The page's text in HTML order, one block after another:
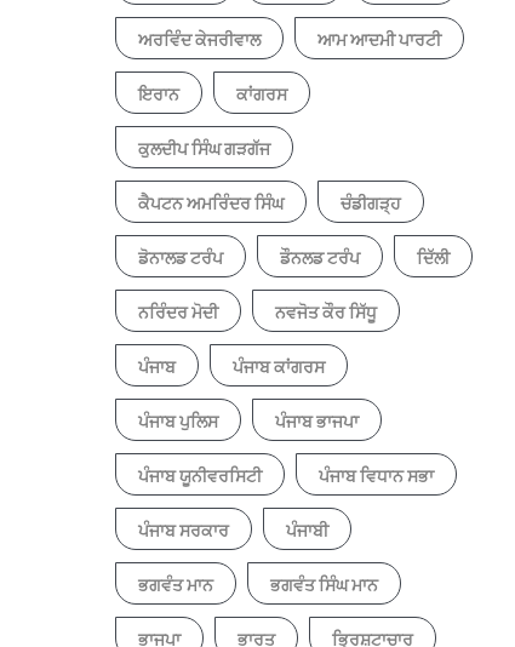
ਅਰਵਿੰਦ ਕੇਜਰੀਵਾਲ ਆਮ ਆਦਮੀ ਪਾਰਟੀ
ਇਰਾਨ ਕਾਂਗਰਸ
ਕੁਲਦੀਪ ਸਿੰਘ ਗੜਗੱਜ
ਕੈਪਟਨ ਅਮਰਿੰਦਰ ਸਿੰਘ ਚੰਡੀਗੜ੍ਹ
ਡੋਨਾਲਡ ਟਰੰਪ ਡੌਨਲਡ ਟਰੰਪ ਦਿੱਲੀ
ਨਰਿੰਦਰ ਮੋਦੀ ਨਵਜੋਤ ਕੌਰ ਸਿੱਧੂ
ਪੰਜਾਬ ਪੰਜਾਬ ਕਾਂਗਰਸ
ਪੰਜਾਬ ਪੁਲਿਸ ਪੰਜਾਬ ਭਾਜਪਾ
ਪੰਜਾਬ ਯੂਨੀਵਰਸਿਟੀ ਪੰਜਾਬ ਵਿਧਾਨ ਸਭਾ
ਪੰਜਾਬ ਸਰਕਾਰ ਪੰਜਾਬੀ
ਭਗਵੰਤ ਮਾਨ ਭਗਵੰਤ ਸਿੰਘ ਮਾਨ
ਭਾਜਪਾ ਭਾਰਤ ਭ੍ਰਿਸ਼ਟਾਚਾਰ